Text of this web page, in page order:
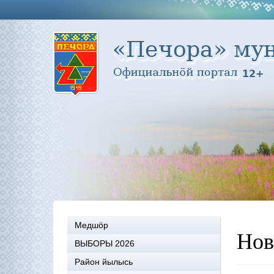
Медшöр
ВЫБОРЫ 2026
Район йылысь